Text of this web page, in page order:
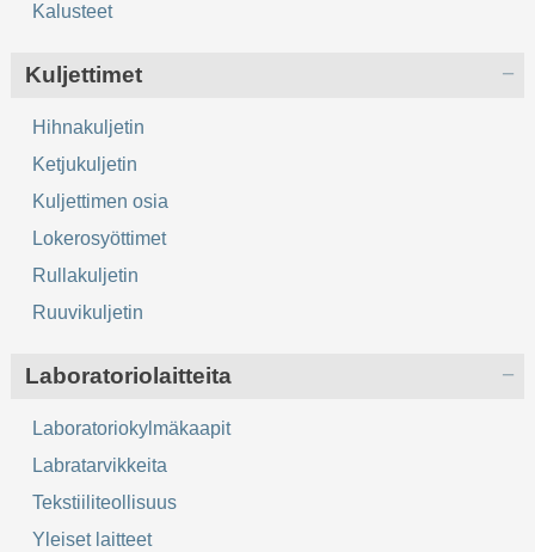
Kalusteet
Kuljettimet
Hihnakuljetin
Ketjukuljetin
Kuljettimen osia
Lokerosyöttimet
Rullakuljetin
Ruuvikuljetin
Laboratoriolaitteita
Laboratoriokylmäkaapit
Labratarvikkeita
Tekstiiliteollisuus
Yleiset laitteet